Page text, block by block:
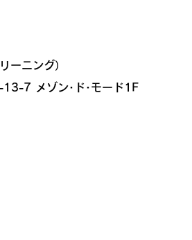
ーニング）
7 メゾン･ド･モード1F